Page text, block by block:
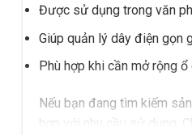
Được sử dụng trong văn
Giúp quản lý dây điện gọn
Phù hợp khi cần mở rộng
Nếu bạn đang tìm kiếm
hợp với nhu cầu sử dụng.